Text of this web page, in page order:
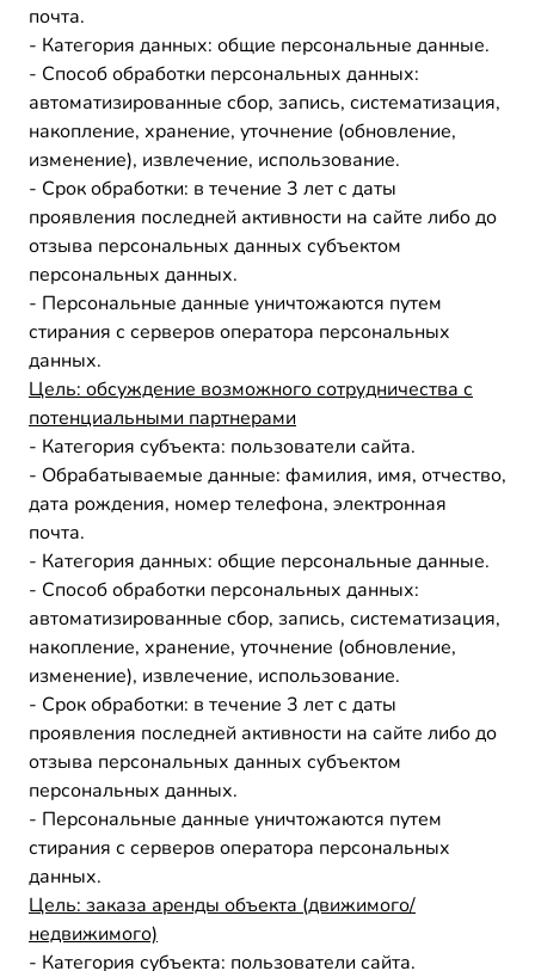
почта.
- Категория данных: общие персональные данные.
- Способ обработки персональных данных:
автоматизированные сбор, запись, систематизация,
накопление, хранение, уточнение (обновление,
изменение), извлечение, использование.
- Срок обработки: в течение 3 лет с даты
проявления последней активности на сайте либо до
отзыва персональных данных субъектом
персональных данных.
- Персональные данные уничтожаются путем
стирания с серверов оператора персональных
данных.
Цель: обсуждение возможного сотрудничества с
потенциальными партнерами
- Категория субъекта: пользователи сайта.
- Обрабатываемые данные: фамилия, имя, отчество,
дата рождения, номер телефона, электронная
почта.
- Категория данных: общие персональные данные.
- Способ обработки персональных данных:
автоматизированные сбор, запись, систематизация,
накопление, хранение, уточнение (обновление,
изменение), извлечение, использование.
- Срок обработки: в течение 3 лет с даты
проявления последней активности на сайте либо до
отзыва персональных данных субъектом
персональных данных.
- Персональные данные уничтожаются путем
стирания с серверов оператора персональных
данных.
Цель: заказа аренды объекта (движимого/
недвижимого)
- Категория субъекта: пользователи сайта.